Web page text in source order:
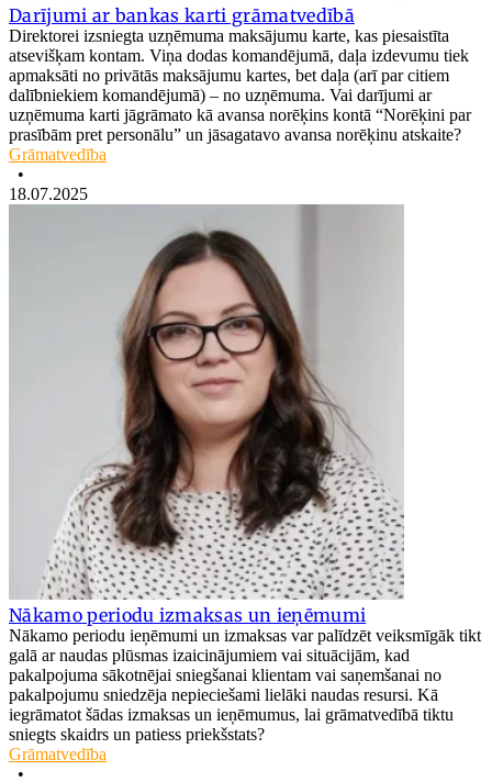
Darījumi ar bankas karti grāmatvedībā
Direktorei izsniegta uzņēmuma maksājumu karte, kas piesaistīta
atsevišķam kontam. Viņa dodas komandējumā, daļa izdevumu tiek
apmaksāti no privātās maksājumu kartes, bet daļa (arī par citiem
dalībniekiem komandējumā) – no uzņēmuma. Vai darījumi ar
uzņēmuma karti jāgrāmato kā avansa norēķins kontā “Norēķini par
prasībām pret personālu” un jāsagatavo avansa norēķinu atskaite?
Grāmatvedība
•
18.07.2025
Nākamo periodu izmaksas un ieņēmumi
Nākamo periodu ieņēmumi un izmaksas var palīdzēt veiksmīgāk tikt
galā ar naudas plūsmas izaicinājumiem vai situācijām, kad
pakalpojuma sākotnējai sniegšanai klientam vai saņemšanai no
pakalpojumu sniedzēja nepieciešami lielāki naudas resursi. Kā
iegrāmatot šādas izmaksas un ieņēmumus, lai grāmatvedībā tiktu
sniegts skaidrs un patiess priekšstats?
Grāmatvedība
•